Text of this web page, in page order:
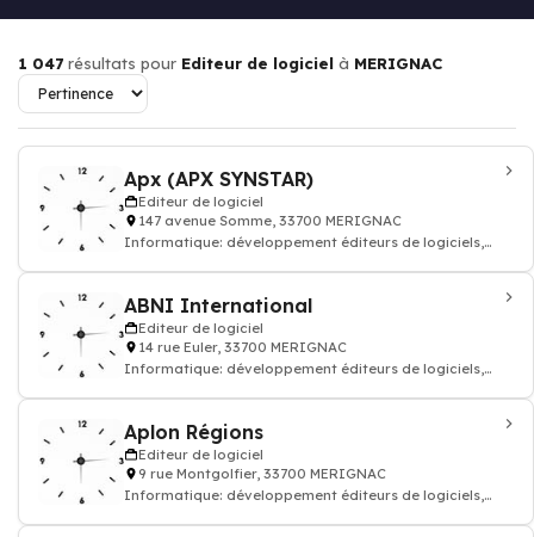
1 047 résultats pour Editeur de logiciel à MERIGNAC
Apx (APX SYNSTAR)
Editeur de logiciel
147 avenue Somme, 33700 MERIGNAC
Informatique: développement éditeurs de logiciels,
ABNI International
Editeur de logiciel
14 rue Euler, 33700 MERIGNAC
Informatique: développement éditeurs de logiciels,
Aplon Régions
Editeur de logiciel
9 rue Montgolfier, 33700 MERIGNAC
Informatique: développement éditeurs de logiciels,